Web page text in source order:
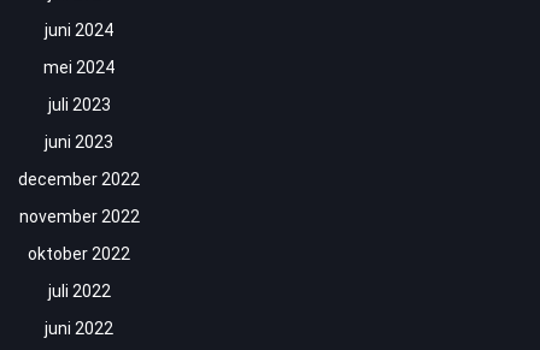
juni 2024
mei 2024
juli 2023
juni 2023
december 2022
november 2022
oktober 2022
juli 2022
juni 2022